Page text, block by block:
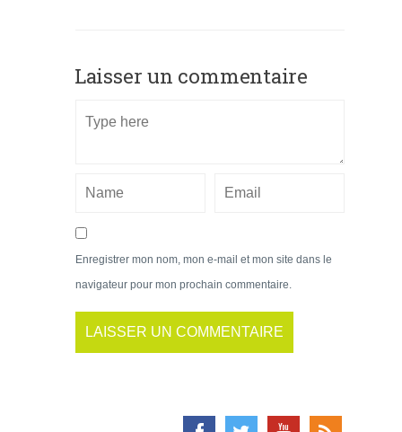
Laisser un commentaire
Enregistrer mon nom, mon e-mail et mon site dans le
navigateur pour mon prochain commentaire.